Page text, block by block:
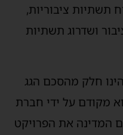
תשתיות ציבוריות,
ושדרוג תשתיות
חלק מהסכם הגג
מקודם על ידי חברת
המדינה את הפרויקט